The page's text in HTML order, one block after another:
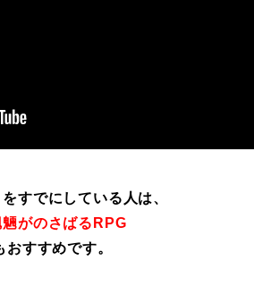
すでにしている人は、
がのさばるRPG
おすすめです。